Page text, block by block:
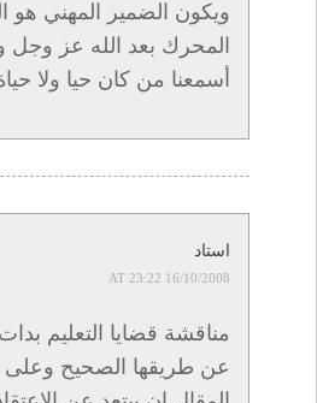
ويكون الضمير المهني هو
المحرك بعد الله عز وجل
أسمعنا من كان حيا ولا
استاد
16/10/2008 AT 23:22
مناقشة قضايا التعليم
عن طريقها الصحيح